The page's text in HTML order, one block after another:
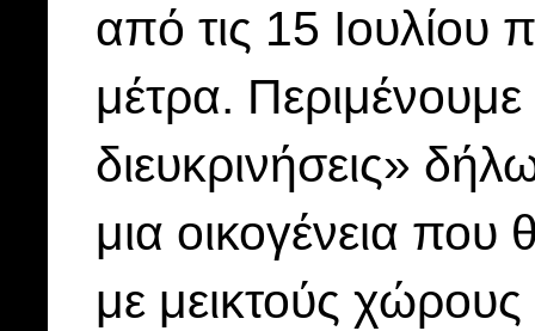
από τις 15
μέτρα.
διευκρινήσεις»
μια οικογένεια που
με μεικτούς